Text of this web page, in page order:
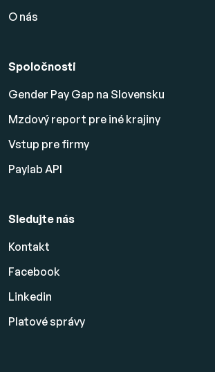
O nás
Spoločnosti
Gender Pay Gap na Slovensku
Mzdový report pre iné krajiny
Vstup pre firmy
Paylab API
Sledujte nás
Kontakt
Facebook
Linkedin
Platovésprávy